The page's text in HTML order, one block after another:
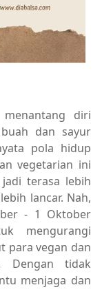
menantang diri
dan sayur
pola hidup
vegetarian ini
terasa lebih
lancar. Nah,
- 1 Oktober
mengurangi
para vegan dan
Dengan tidak
menjaga dan